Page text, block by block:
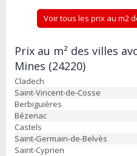
Voir tous les prix au m2
Prix au m² des villes
Mines (24220)
Cladech
Saint-Vincent-de-Cosse
Berbiguières
Bézenac
Castels
Saint-Germain-de-Belvès
Saint-Cyprien